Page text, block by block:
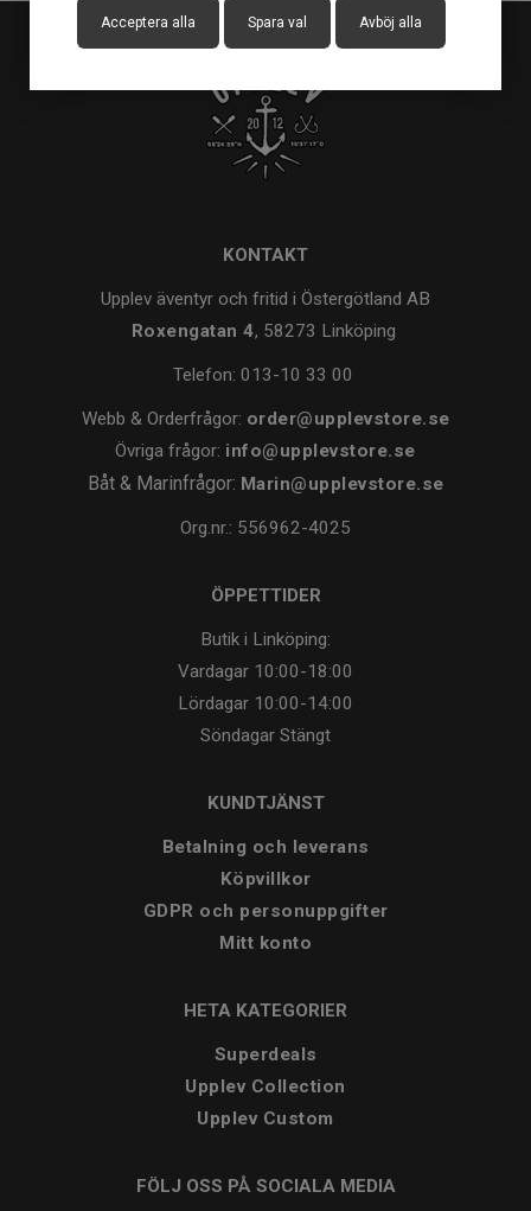
Acceptera alla Spara val Avböj alla
KONTAKT
Upplev äventyr och fritid i Östergötland AB
Roxengatan 4, 58273 Linköping
Telefon: 013-10 33 00
Webb & Orderfrågor: order@upplevstore.se
Övriga frågor: info@upplevstore.se
Båt & Marinfrågor: Marin@upplevstore.se
Org.nr.: 556962-4025
ÖPPETTIDER
Butik i Linköping:
Vardagar 10:00-18:00
Lördagar 10:00-14:00
Söndagar Stängt
KUNDTJÄNST
Betalning och leverans
Köpvillkor
GDPR och personuppgifter
Mitt konto
HETA KATEGORIER
Superdeals
Upplev Collection
Upplev Custom
FÖLJ OSS PÅ SOCIALA MEDIA